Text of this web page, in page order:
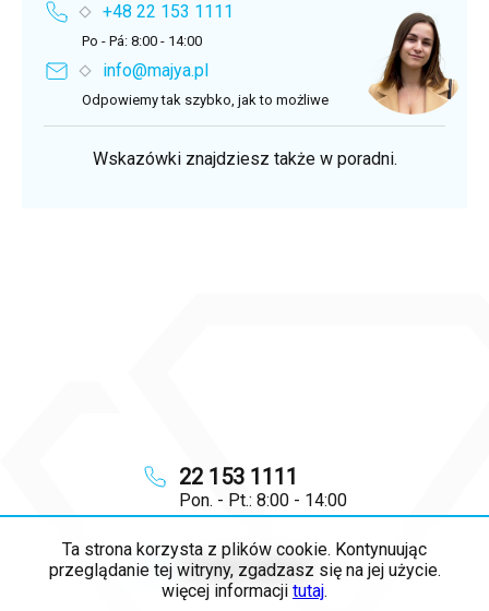
Ta strona korzysta z plików cookie. Kontynuując
przeglądanie tej witryny, zgadzasz się na jej użycie.
więcej informacji tutaj.
info@ majya.pl
22 153 1111
Pon. - Pt.: 8:00 - 14:00
+48 22 153 1111
Po - Pá: 8:00 - 14:00
info@majya.pl
Odpowiemy tak szybko, jak to możliwe
Wskazówki znajdziesz także w poradni.